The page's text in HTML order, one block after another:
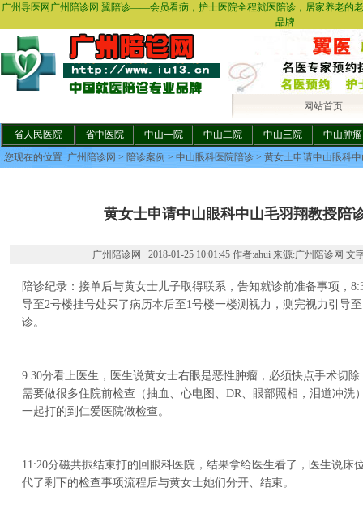
广州导医网广州陪诊网 翼陪诊——会员看病，护士医院全程就医陪诊，居家养老的
品牌
网站首页
省人民医院 省中医院 中山一院 中山二院 中山三院
中山肿瘤
您现在的位置: 广州陪诊网 > 陪诊案例 > 中山眼科医院陪诊 > 黄女士申请中山眼科
黄女士申请中山眼科中山毛羽翔教授陪
广州陪诊网 2018-01-25 10:01:45 作者:ahui 来源:广州陪诊网 文
陪诊纪录：接单后与黄女士儿子取得联系，告知就诊前准备事项，
导至2号楼挂号处买了病历本后至1号楼一楼测视力，测完视力引导
诊。
9:30分看上医生，医生说黄女士右眼是恶性肿瘤，必须快点手术切
需要做很多住院前检查（抽血、心电图、DR、眼部照相，泪道冲洗
一起打的到仁爱医院做检查。
11:20分磁共振结束打的回眼科医院，结果拿给医生看了，医生说床
代了剩下的检查事项流程后与黄女士她们分开、结束。